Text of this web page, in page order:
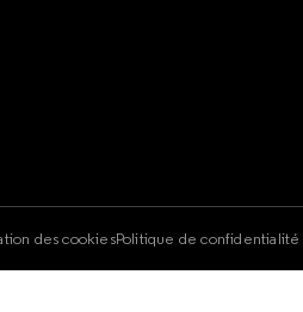
des cookiesPolitique de